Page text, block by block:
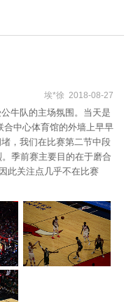
埃*徐 2018-08-27
牛队的主场氛围。当天是
中心体育馆的外墙上早早
，我们在比赛第二节中段
季前赛主要目的在于磨合
此关注点几乎不在比赛
秀，与其说是比赛，不如
心球场，怎能不来看看公
取得胜利，我们的旅程也